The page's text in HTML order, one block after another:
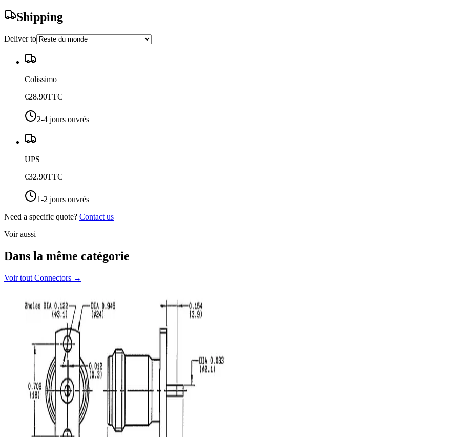
Shipping
Deliver to
Colissimo
€28.90TTC
2-4 jours ouvrés
UPS
€32.90TTC
1-2 jours ouvrés
Need a specific quote? Contact us
Voir aussi
Dans la même catégorie
Voir tout Connectors →